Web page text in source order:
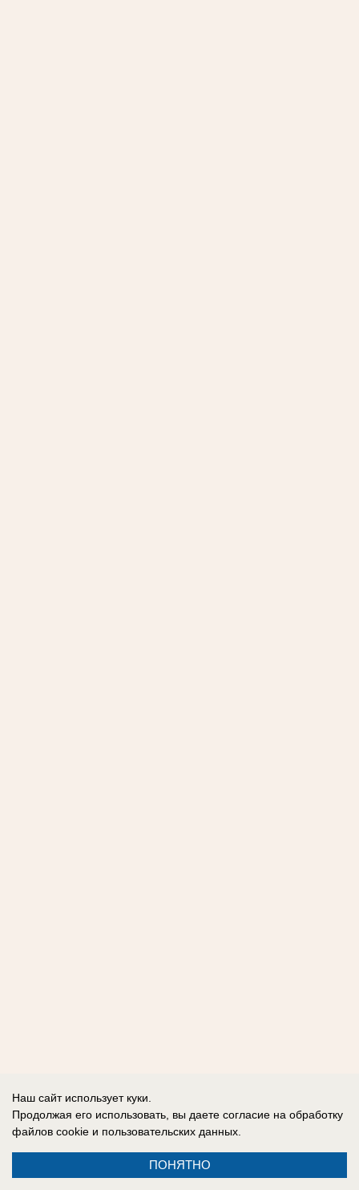
Наш сайт использует куки.
Продолжая его использовать, вы даете согласие на обработку
файлов cookie и пользовательских данных.
ПОНЯТНО